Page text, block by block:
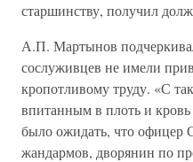
старшинству, получил
А.П. Мартынов
сослуживцев не имели
кропотливому труду. «С
впитанным в плоть и
было ожидать, что офицер
жандармов, дворянин по